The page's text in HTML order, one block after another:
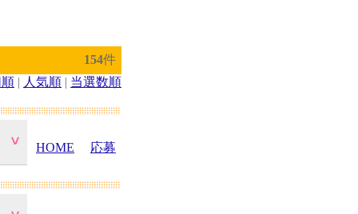
154件
| 人気順 | 当選数順
HOME 応募